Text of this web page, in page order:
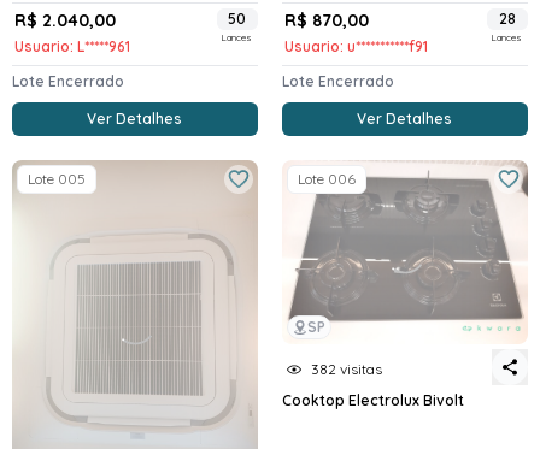
R$ 2.040,00
Usuario: L*****961
50
Lances
Lote Encerrado
Ver Detalhes
R$ 870,00
Usuario: u***********f91
28
Lances
Lote Encerrado
Ver Detalhes
Lote 005
SP
Lote 006
382 visitas
Cooktop Electrolux Bivolt